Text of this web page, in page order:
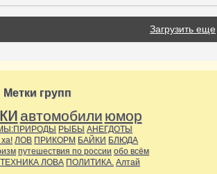
Загрузить еще
Метки групп
автомобили юмор
РЫБЫ АНЕГДОТЫ
ЛОВ ПРИКОРМ БАЙКИ БЛЮДА
путешествия по россии обо всём
ТЕХНИКА ЛОВА ПОЛИТИКА. Алтай